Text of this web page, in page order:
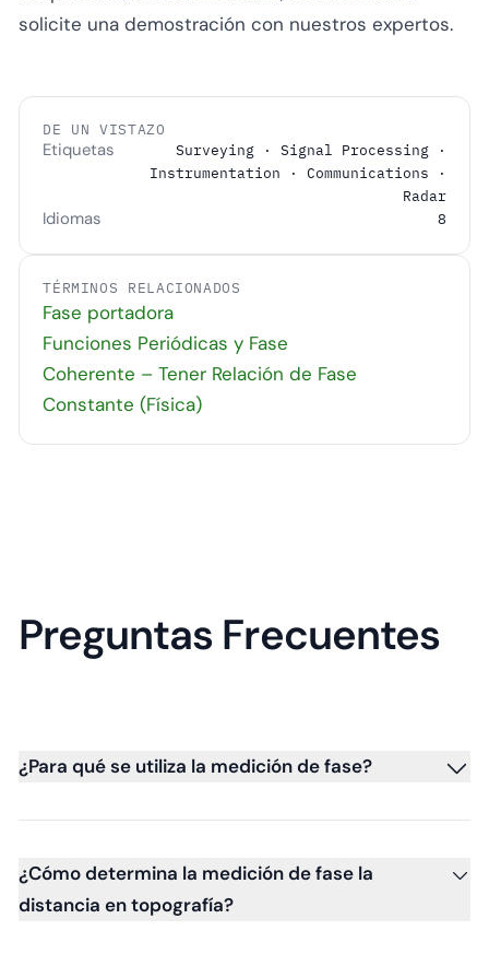
solicite una demostración con nuestros expertos.
DE UN VISTAZO
Etiquetas
Surveying · Signal Processing ·
Instrumentation · Communications ·
Radar
Idiomas 8
TÉRMINOS RELACIONADOS
Fase portadora
Funciones Periódicas y Fase
Coherente – Tener Relación de Fase
Constante (Física)
Preguntas Frecuentes
¿Para qué se utiliza la medición de fase?
¿Cómo determina la medición de fase la
distancia en topografía?